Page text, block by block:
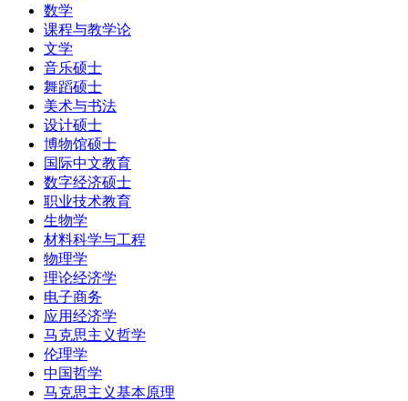
数学
课程与教学论
文学
音乐硕士
舞蹈硕士
美术与书法
设计硕士
博物馆硕士
国际中文教育
数字经济硕士
职业技术教育
生物学
材料科学与工程
物理学
理论经济学
电子商务
应用经济学
马克思主义哲学
伦理学
中国哲学
马克思主义基本原理